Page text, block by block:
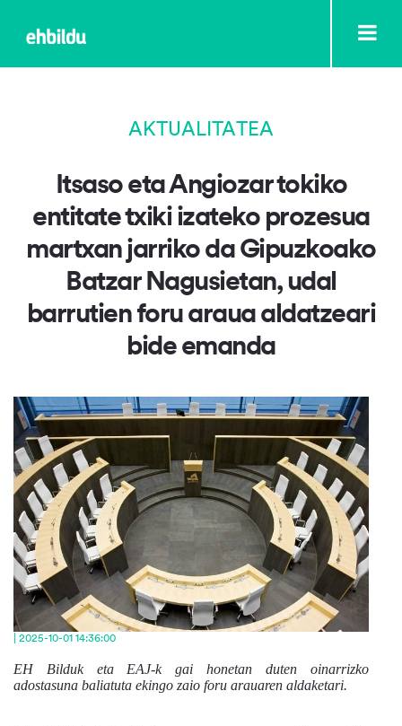
AKTUALITATEA
Itsaso eta Angiozar tokiko
entitate txiki izateko prozesua
martxan jarriko da Gipuzkoako
Batzar Nagusietan, udal
barrutien foru araua aldatzeari
bide emanda
| 2025-10-01 14:36:00
EH Bilduk eta EAJ-kgai honetan duten oinarrizko
adostasuna baliatuta ekingo zaio foru arauaren aldaketari.